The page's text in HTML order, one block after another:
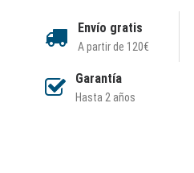
Envío gratis
A partir de 120€
Garantía
Hasta 2 años